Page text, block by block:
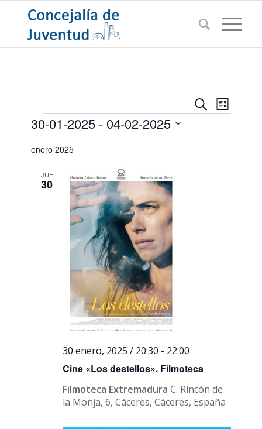
y
Buscar
de
Evento
Lista
Eventos
30-01-2025 - 04-02-2025
fecha.
enero 2025
JUE
30
Cine «Los destellos». Filmoteca
30 enero, 2025 / 20:30 - 22:00
Filmoteca ExtremaduraC. Rincón de
la Monja, 6, Cáceres, Cáceres, España